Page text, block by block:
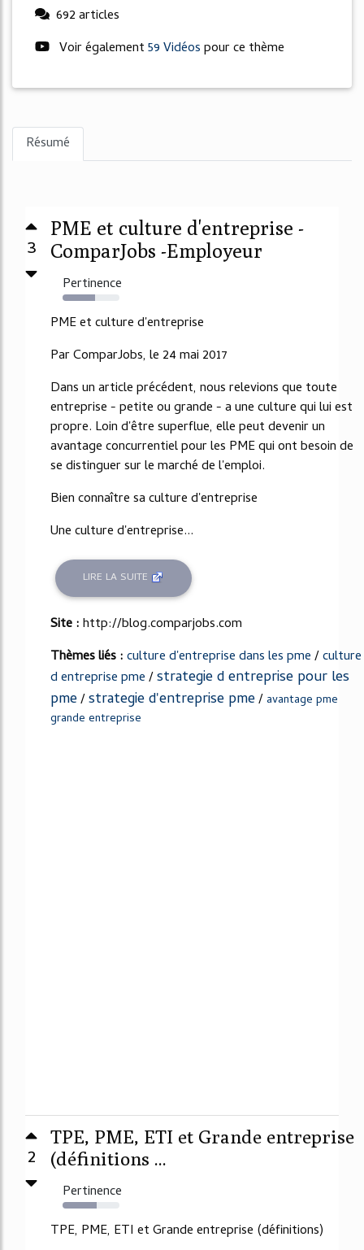
692 articles
Voir également59 Vidéospour ce thème
Résumé
3
PME et culture d'entreprise -
ComparJobs -Employeur
Pertinence
57%
PME et culture d'entreprise
Par ComparJobs, le 24 mai 2017
Dans un article précédent, nous relevions que toute
entreprise - petite ou grande - a une culture qui lui est
propre. Loin d'être superflue, elle peut devenir un
avantage concurrentiel pour les PME qui ont besoin de
se distinguer sur le marché de l'emploi.
Bien connaître sa culture d'entreprise
Une culture d'entreprise...
LIRE LA SUITE
Site :http://blog.comparjobs.com
Thèmes liés :culture d'entreprise dans les pme/culture
d entreprise pme/strategie d entreprise pour les
pme/strategie d'entreprise pme/avantage pme
grande entreprise
2
TPE, PME, ETI et Grande entreprise
(définitions ...
Pertinence
60%
TPE, PME, ETI et Grande entreprise (définitions)